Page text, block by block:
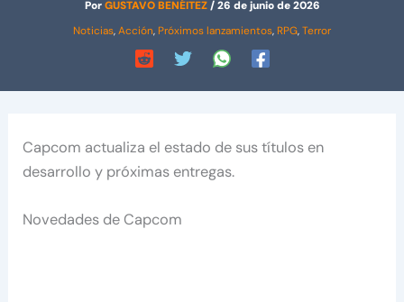
PorGUSTAVO BENÉITEZ/26 de junio de 2026
Noticias,Acción, Próximos lanzamientos, RPG,Terror
Capcom actualiza el estado de sus títulos en
desarrollo y próximas entregas.
Novedades de Capcom